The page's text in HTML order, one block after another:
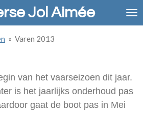
Jol Aimée
» Varen 2013
van het vaarseizoen dit jaar.
is het jaarlijks onderhoud pas
gaat de boot pas in Mei